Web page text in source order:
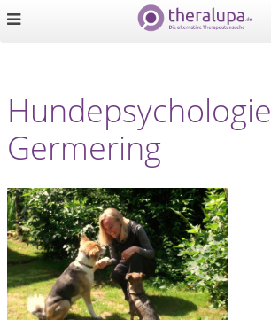
Hundepsychologie
Germering